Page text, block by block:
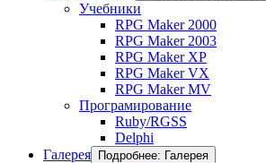
Учебники
RPG Maker 2000
RPG Maker 2003
RPG Maker XP
RPG Maker VX
RPG Maker MV
Програмирование
Ruby/RGSS
Delphi
Галерея
Подробнее: Галерея